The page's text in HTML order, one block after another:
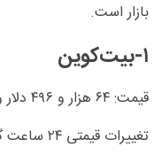
بازار است.
۱-بیت‌کوین
قیمت: ۶۴ هزار و ۴۹۶ دلار و پنج سنت
تغییرات قیمتی ۲۴ ساعت گذشته: ۱.۴۹ درصد افزایش